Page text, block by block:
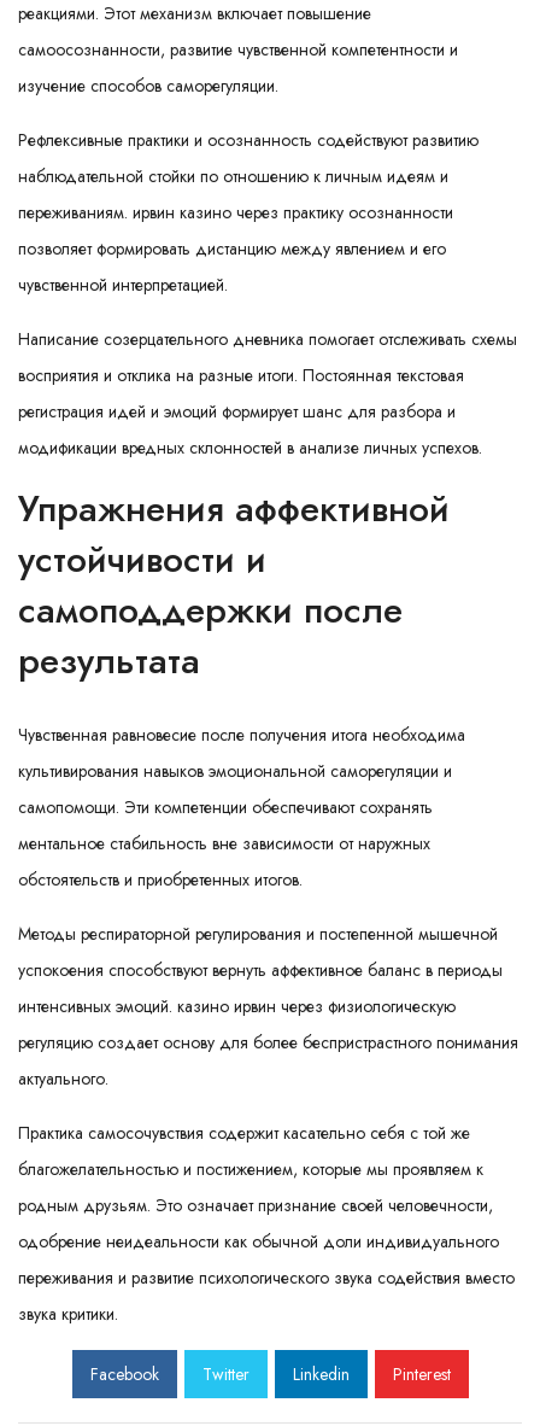
реакциями. Этот механизм включает повышение
самоосознанности, развитие чувственной компетентности и
изучение способов саморегуляции.
Рефлексивные практики и осознанность содействуют развитию
наблюдательной стойки по отношению к личным идеям и
переживаниям. ирвин казино через практику осознанности
позволяет формировать дистанцию между явлением и его
чувственной интерпретацией.
Написание созерцательного дневника помогает отслеживать схемы
восприятия и отклика на разные итоги. Постоянная текстовая
регистрация идей и эмоций формирует шанс для разбора и
модификации вредных склонностей в анализе личных успехов.
Упражнения аффективной
устойчивости и
самоподдержки после
результата
Чувственная равновесие после получения итога необходима
культивирования навыков эмоциональной саморегуляции и
самопомощи. Эти компетенции обеспечивают сохранять
ментальное стабильность вне зависимости от наружных
обстоятельств и приобретенных итогов.
Методы респираторной регулирования и постепенной мышечной
успокоения способствуют вернуть аффективное баланс в периоды
интенсивных эмоций. казино ирвин через физиологическую
регуляцию создает основу для более беспристрастного понимания
актуального.
Практика самосочувствия содержит касательно себя с той же
благожелательностью и постижением, которые мы проявляем к
родным друзьям. Это означает признание своей человечности,
одобрение неидеальности как обычной доли индивидуального
переживания и развитие психологического звука содействия вместо
звука критики.
Facebook Twitter Linkedin Pinterest